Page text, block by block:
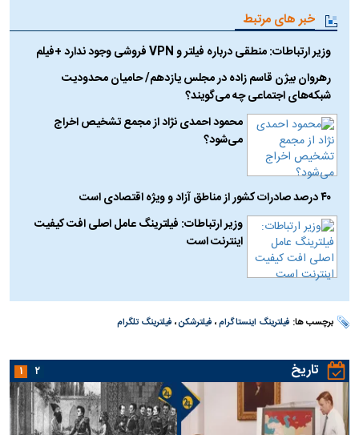
خبر های مرتبط
وزیر ارتباطات: منطقی درباره فیلتر و VPN فروشی وجود ندارد +فیلم
رهروان بیژن قاسم زاده در مجلس یازدهم/ حامیان محدودیت
شبکه‌های اجتماعی چه می‌گویند؟
محمود احمدی نژاد از مجمع تشخیص اخراج
می‌شود؟
۴۰ درصد صادرات کشور از مناطق آزاد و ویژه اقتصادی است
وزیر ارتباطات: فیلترینگ عامل اصلی افت کیفیت
اینترنت است
برچسب ها: فیلترینگ اینستاگرام، فیلترشکن، فیلترینگ تلگرام
تاریخ ۱ ۲